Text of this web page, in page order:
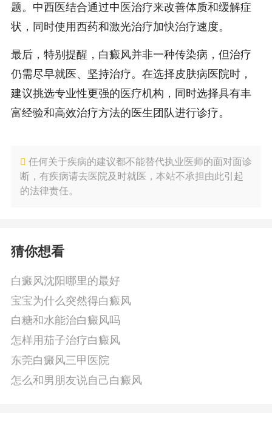
题。中西医结合通过中医治疗来改善体质和缓解症
状，同时使用西药和激光治疗加快治疗速度。
最后，特别提醒，白癜风并非一种传染病，但治疗
仍需尽早就医、坚持治疗。在选择皮肤病医院时，
建议挑选专业性更强的医疗机构，同时选择具有丰
富经验和高效治疗方法的医生团队进行诊疗。
任何关于疾病的建议都不能替代执业医师的面对面诊
断，有疾病请去医院及时就医，本站不承担由此引起
的法律责任。
猜你想看
白癜风沈阳哪里的最好
宝宝为什么突然得白癜风
白糖和水能治白癜风吗
怎样用茄子治疗白癜风
东莞白癜风三甲医院
怎么和男朋友说自己白癜风